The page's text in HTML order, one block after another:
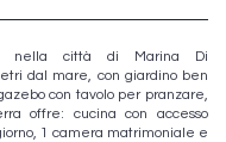
nella città di Marina Di
dal mare, con giardino ben
con tavolo per pranzare,
offre: cucina con accesso
1 camera matrimoniale e